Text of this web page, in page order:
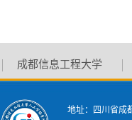
成都信息工程大学
地址：四川省成